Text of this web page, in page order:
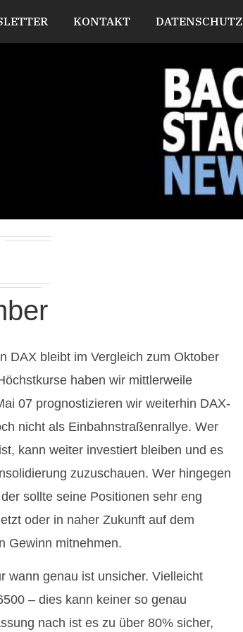
KONTAKT DATENSCHUTZ
DAX bleibt im Vergleich zum Oktober
haben wir mittlerweile
07 prognostizieren wir weiterhin DAX-
nicht als Einbahnstraßenrallye. Wer
kann weiter investiert bleiben und es
zuzuschauen. Wer hingegen
sollte seine Positionen sehr eng
oder in naher Zukunft auf dem
Gewinn mitnehmen.
wann genau ist unsicher. Vielleicht
– dies kann keiner so genau
nach ist es zu über 80% sicher,